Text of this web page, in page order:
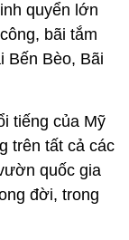
quyển lớn
bãi tắm
Bến Bèo, Bãi
tiếng của Mỹ
trên tất cả các
quốc gia
đời, trong